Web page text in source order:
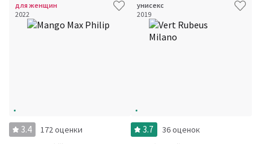
для женщин
2022
3.4 172 оценки
унисекс
2019
3.7 36 оценок